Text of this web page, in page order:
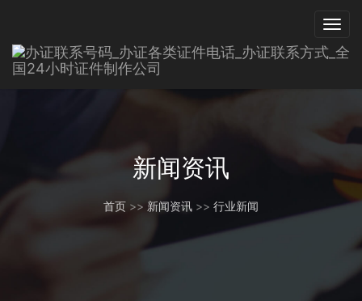
新闻资讯
首页 >> 新闻资讯 >> 行业新闻